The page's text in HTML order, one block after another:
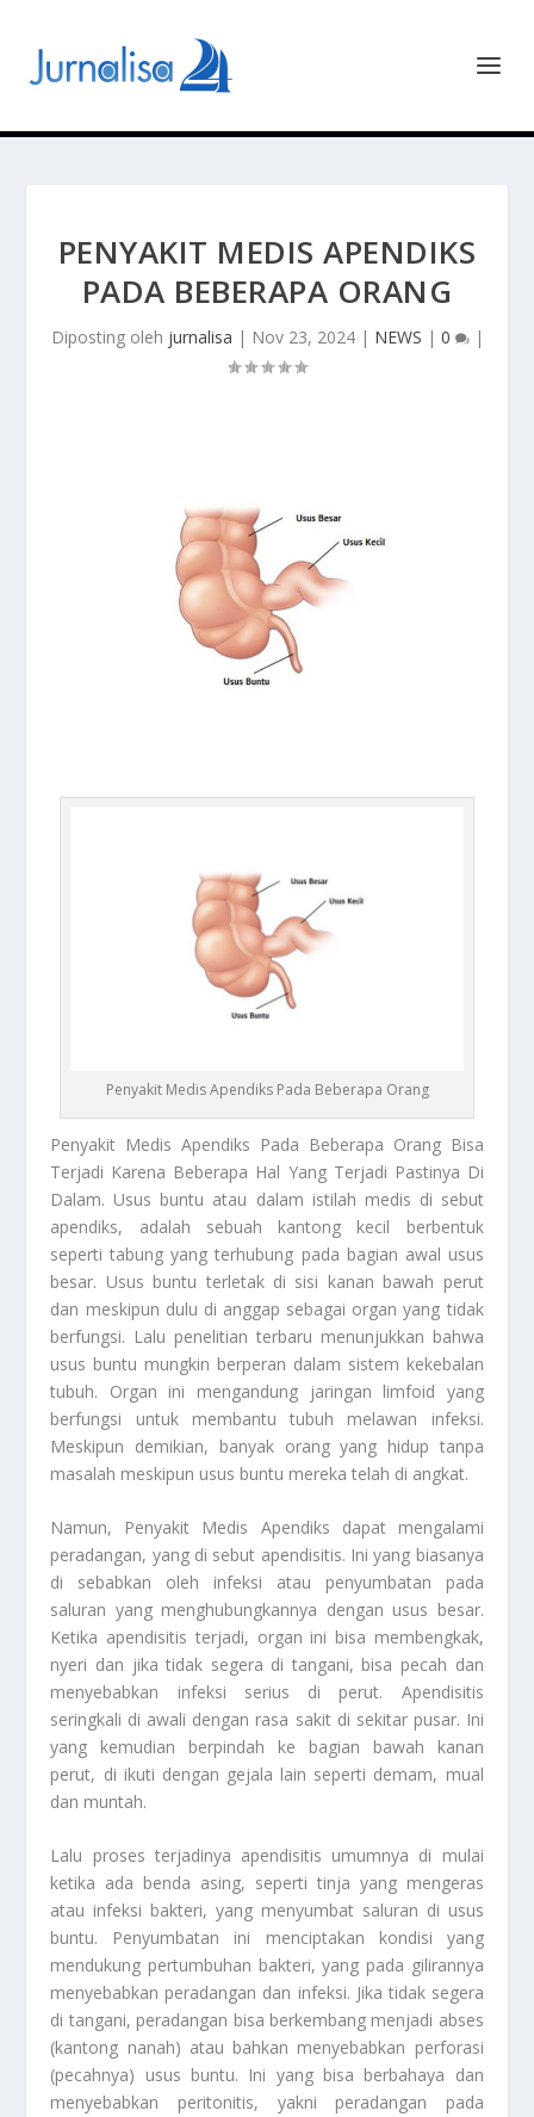
PENYAKIT MEDIS APENDIKS
PADA BEBERAPA ORANG
Diposting oleh jurnalisa | Nov 23, 2024| NEWS | 0 |
Penyakit Medis Apendiks Pada Beberapa Orang
Penyakit Medis Apendiks Pada Beberapa Orang Bisa
Terjadi Karena Beberapa Hal Yang Terjadi Pastinya Di
Dalam. Usus buntu atau dalam istilah medis di sebut
apendiks, adalah sebuah kantong kecil berbentuk
seperti tabung yang terhubung pada bagian awal usus
besar. Usus buntu terletak di sisi kanan bawah perut
dan meskipun dulu di anggap sebagai organ yang tidak
berfungsi. Lalu penelitian terbaru menunjukkan bahwa
usus buntu mungkin berperan dalam sistem kekebalan
tubuh. Organ ini mengandung jaringan limfoid yang
berfungsi untuk membantu tubuh melawan infeksi.
Meskipun demikian, banyak orang yang hidup tanpa
masalah meskipun usus buntu mereka telah di angkat.
Namun, Penyakit Medis Apendiks dapat mengalami
peradangan, yang di sebut apendisitis. Ini yang biasanya
di sebabkan oleh infeksi atau penyumbatan pada
saluran yang menghubungkannya dengan usus besar.
Ketika apendisitis terjadi, organ ini bisa membengkak,
nyeri dan jika tidak segera di tangani, bisa pecah dan
menyebabkan infeksi serius di perut. Apendisitis
seringkali di awali dengan rasa sakit di sekitar pusar. Ini
yang kemudian berpindah ke bagian bawah kanan
perut, di ikuti dengan gejala lain seperti demam, mual
dan muntah.
Lalu proses terjadinya apendisitis umumnya di mulai
ketika ada benda asing, seperti tinja yang mengeras
atau infeksi bakteri, yang menyumbat saluran di usus
buntu. Penyumbatan ini menciptakan kondisi yang
mendukung pertumbuhan bakteri, yang pada gilirannya
menyebabkan peradangan dan infeksi. Jika tidak segera
di tangani, peradangan bisa berkembang menjadi abses
(kantong nanah) atau bahkan menyebabkan perforasi
(pecahnya) usus buntu. Ini yang bisa berbahaya dan
menyebabkan peritonitis, yakni peradangan pada